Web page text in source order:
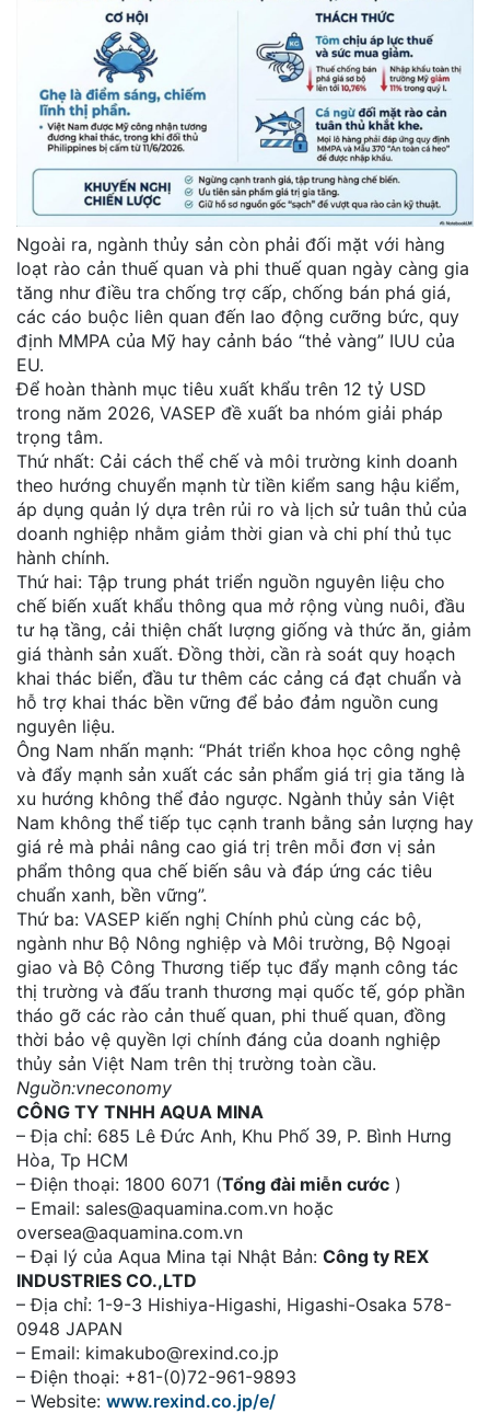
Ngoài ra, ngành thủy sản còn phải đối mặt với hàng
loạt rào cản thuế quan và phi thuế quan ngày càng gia
tăng như điều tra chống trợ cấp, chống bán phá giá,
các cáo buộc liên quan đến lao động cưỡng bức, quy
định MMPA của Mỹ hay cảnh báo “thẻ vàng” IUU của
EU.
Để hoàn thành mục tiêu xuất khẩu trên 12 tỷ USD
trong năm 2026, VASEP đề xuất ba nhóm giải pháp
trọng tâm.
Thứ nhất: Cải cách thể chế và môi trường kinh doanh
theo hướng chuyển mạnh từ tiền kiểm sang hậu kiểm,
áp dụng quản lý dựa trên rủi ro và lịch sử tuân thủ của
doanh nghiệp nhằm giảm thời gian và chi phí thủ tục
hành chính.
Thứ hai: Tập trung phát triển nguồn nguyên liệu cho
chế biến xuất khẩu thông qua mở rộng vùng nuôi, đầu
tư hạ tầng, cải thiện chất lượng giống và thức ăn, giảm
giá thành sản xuất. Đồng thời, cần rà soát quy hoạch
khai thác biển, đầu tư thêm các cảng cá đạt chuẩn và
hỗ trợ khai thác bền vững để bảo đảm nguồn cung
nguyên liệu.
Ông Nam nhấn mạnh: “Phát triển khoa học công nghệ
và đẩy mạnh sản xuất các sản phẩm giá trị gia tăng là
xu hướng không thể đảo ngược. Ngành thủy sản Việt
Nam không thể tiếp tục cạnh tranh bằng sản lượng hay
giá rẻ mà phải nâng cao giá trị trên mỗi đơn vị sản
phẩm thông qua chế biến sâu và đáp ứng các tiêu
chuẩn xanh, bền vững”.
Thứ ba: VASEP kiến nghị Chính phủ cùng các bộ,
ngành như Bộ Nông nghiệp và Môi trường, Bộ Ngoại
giao và Bộ Công Thương tiếp tục đẩy mạnh công tác
thị trường và đấu tranh thương mại quốc tế, góp phần
tháo gỡ các rào cản thuế quan, phi thuế quan, đồng
thời bảo vệ quyền lợi chính đáng của doanh nghiệp
thủy sản Việt Nam trên thị trường toàn cầu.
Nguồn:vneconomy
CÔNG TY TNHH AQUA MINA
– Địa chỉ: 685 Lê Đức Anh, Khu Phố 39, P. Bình Hưng
Hòa, Tp HCM
– Điện thoại: 1800 6071 (Tổng đài miễn cước )
– Email: sales@aquamina.com.vn hoặc
oversea@aquamina.com.vn
– Đại lý của Aqua Mina tại Nhật Bản: Công ty REX
INDUSTRIES CO.,LTD
– Địa chỉ: 1-9-3 Hishiya-Higashi, Higashi-Osaka 578-
0948 JAPAN
– Email: kimakubo@rexind.co.jp
– Điện thoại: +81-(0)72-961-9893
– Website: www.rexind.co.jp/e/